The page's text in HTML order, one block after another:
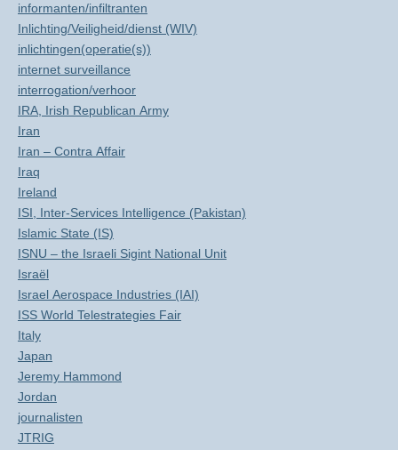
informanten/infiltranten
Inlichting/Veiligheid/dienst (WIV)
inlichtingen(operatie(s))
internet surveillance
interrogation/verhoor
IRA, Irish Republican Army
Iran
Iran – Contra Affair
Iraq
Ireland
ISI, Inter-Services Intelligence (Pakistan)
Islamic State (IS)
ISNU – the Israeli Sigint National Unit
Israël
Israel Aerospace Industries (IAI)
ISS World Telestrategies Fair
Italy
Japan
Jeremy Hammond
Jordan
journalisten
JTRIG